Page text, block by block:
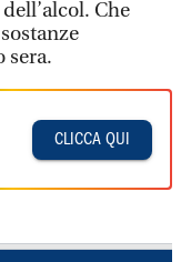
Che
sera.
CLICCA QUI